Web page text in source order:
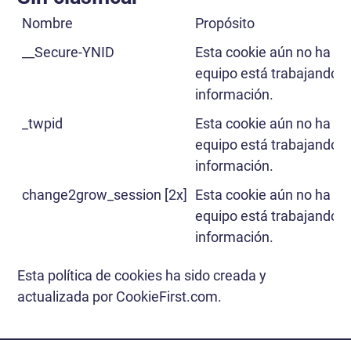
Nombre
Propósito
__Secure-YNID
Esta cookie aún no ha
equipo está trabajando
información.
_twpid
Esta cookie aún no ha
equipo está trabajando
información.
change2grow_session [2x]
Esta cookie aún no ha
equipo está trabajando
información.
Esta política de cookies ha sido creada y
actualizada por CookieFirst.com.